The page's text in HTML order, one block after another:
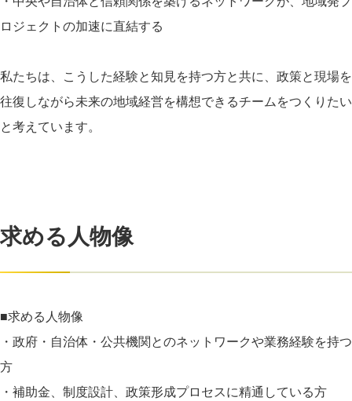
ロジェクトの加速に直結する
私たちは、こうした経験と知見を持つ方と共に、政策と現場を
往復しながら未来の地域経営を構想できるチームをつくりたい
と考えています。
求める人物像
■求める人物像
・政府・自治体・公共機関とのネットワークや業務経験を持つ
方
・補助金、制度設計、政策形成プロセスに精通している方